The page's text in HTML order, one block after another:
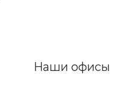
Наши офисы